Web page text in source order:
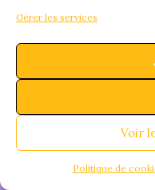
Gérer les services
Voir
Politique de